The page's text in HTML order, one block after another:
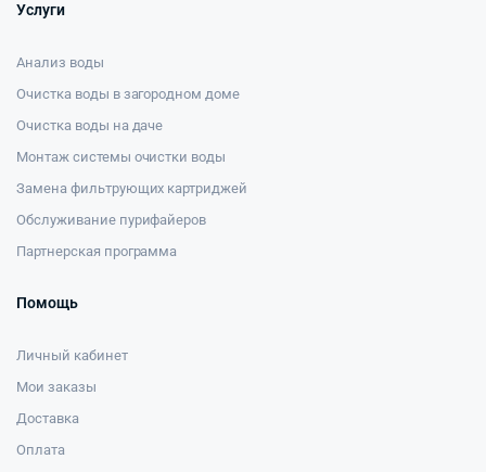
Услуги
Анализ воды
Очистка воды в загородном доме
Очистка воды на даче
Монтаж системы очистки воды
Замена фильтрующих картриджей
Обслуживание пурифайеров
Партнерская программа
Помощь
Личный кабинет
Мои заказы
Доставка
Оплата